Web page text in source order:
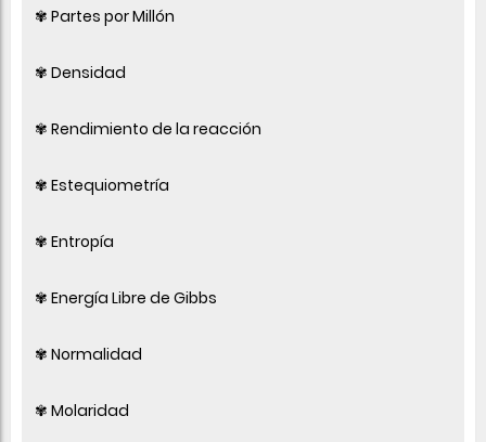
✾ Partes por Millón
✾ Densidad
✾ Rendimiento de la reacción
✾ Estequiometría
✾ Entropía
✾ Energía Libre de Gibbs
✾ Normalidad
✾ Molaridad